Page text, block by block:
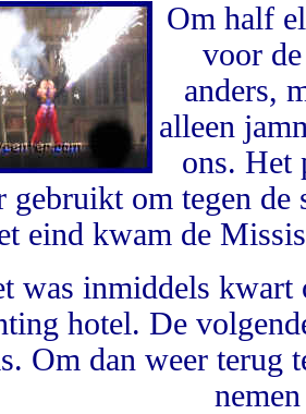
Om half
voor
anders,
alleen
ons. Het
gebruikt om tegen de
eind kwam de
was inmiddels kwart
hotel. De
Om dan weer terug